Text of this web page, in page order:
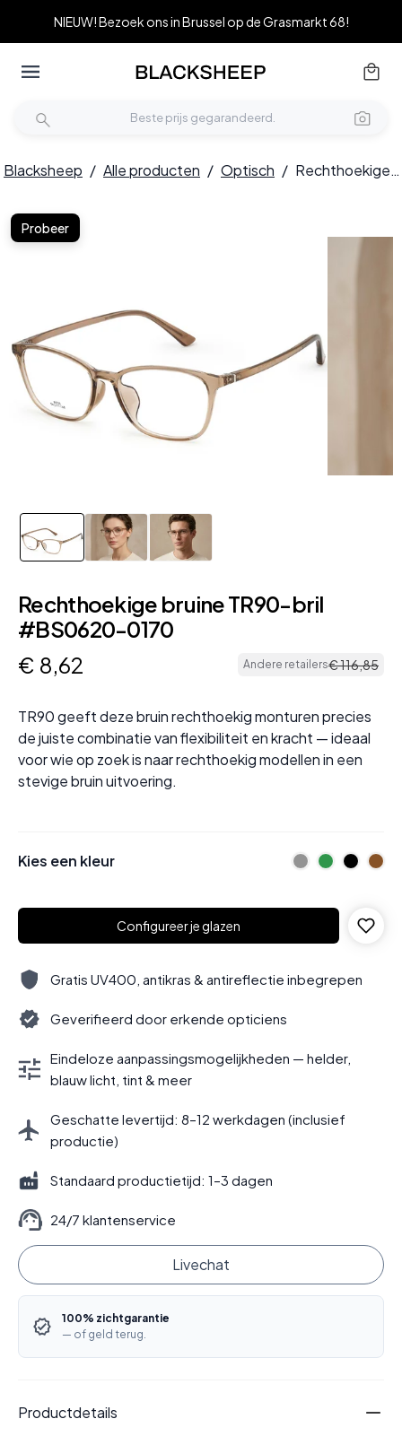
NIEUW! Bezoek ons in Brussel op de Grasmarkt 68!
Blacksheep / Alle producten / Optisch / Rechthoekige bruine TR90-bril #BS0620-0170
Probeer
Rechthoekige bruine TR90-bril
#BS0620-0170
€ 8,62 Andere retailers€116,85
TR90 geeft deze bruin rechthoekig monturen precies
de juiste combinatie van flexibiliteit en kracht — ideaal
voor wie op zoek is naar rechthoekig modellen in een
stevige bruin uitvoering.
Kies een kleur
Configureer je glazen
Gratis UV400, antikras & antireflectie inbegrepen
Geverifieerd door erkende opticiens
Eindeloze aanpassingsmogelijkheden — helder,
blauw licht, tint & meer
Geschatte levertijd: 8–12 werkdagen (inclusief
productie)
Standaard productietijd: 1–3 dagen
24/7 klantenservice
Livechat
100% zichtgarantie
— of geld terug.
Productdetails